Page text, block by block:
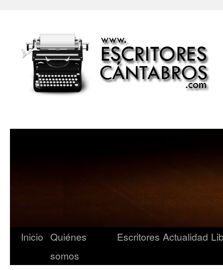
Inicio Quiénes
somos
Escritores Actualidad